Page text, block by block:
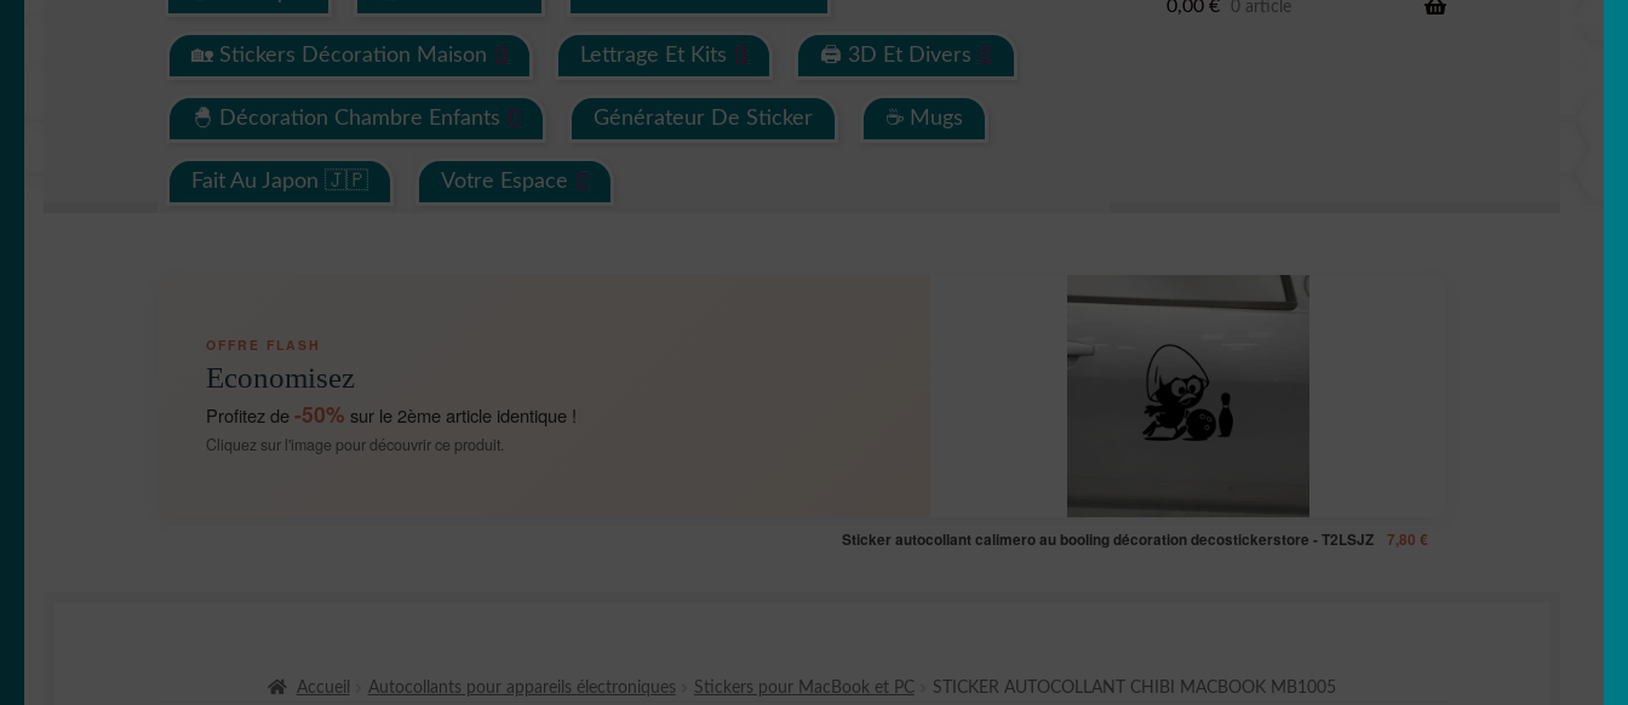
🏡 Stickers Décoration Maison Lettrage Et Kits 🖨 3D Et Divers
🐣 Décoration Chambre Enfants Générateur De Sticker ☕ Mugs
Fait Au Japon 🇯🇵 Votre Espace
0,00 € 0 article
OFFRE FLASH
Economisez
Profitez de-50% sur le 2ème article identique !
Cliquez sur l'image pour découvrir ce produit.
Sticker autocollant calimero au booling décoration decostickerstore - T2LSJZ 7,80 €
Accueil Autocollants pour appareils électroniques Stickers pour MacBook et PC STICKER AUTOCOLLANT CHIBI MACBOOK MB1005